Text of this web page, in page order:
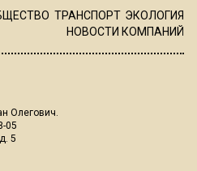
ТРАНСПОРТ ЭКОЛОГИЯ
НОВОСТИ КОМПАНИЙ
Олегович.
05
5